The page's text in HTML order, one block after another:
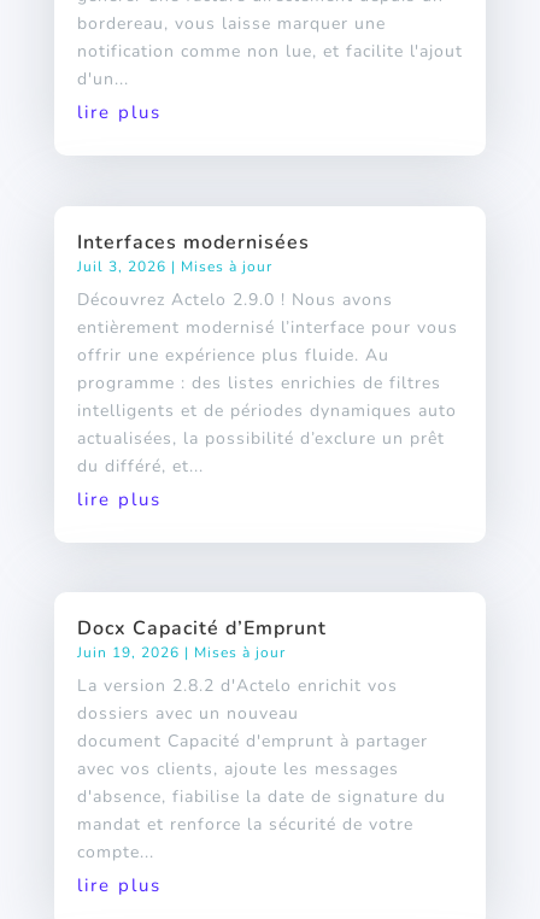
bordereau, vous laisse marquer une
notification comme non lue, et facilite l'ajout
d'un...
lire plus
Interfaces modernisées
Juil 3, 2026 | Mises à jour
Découvrez Actelo 2.9.0 ! Nous avons
entièrement modernisé l’interface pour vous
offrir une expérience plus fluide. Au
programme : des listes enrichies de filtres
intelligents et de périodes dynamiques auto
actualisées, la possibilité d’exclure un prêt
du différé, et...
lire plus
Docx Capacité d’Emprunt
Juin 19, 2026 | Mises à jour
La version 2.8.2 d'Actelo enrichit vos
dossiers avec un nouveau
document Capacité d'emprunt à partager
avec vos clients, ajoute les messages
d'absence, fiabilise la date de signature du
mandat et renforce la sécurité de votre
compte...
lire plus